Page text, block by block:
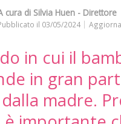
cura di Silvia Huen - Direttore
il 03/05/2024
in cui il
in gran
madre.